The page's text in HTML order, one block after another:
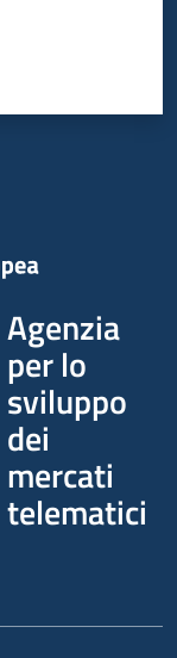
Agenzia
per lo
sviluppo
dei
mercati
telematici